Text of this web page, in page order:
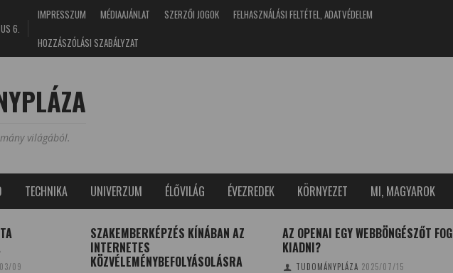
6.
IMPRESSZUM MÉDIAAJÁNLAT SZERZŐI JOGOK
FELHASZNÁLÁSI FELTÉTEL, ADATVÉDELEM
HOZZÁSZÓLÁSI SZABÁLYZAT
világából.
TECHNIKA UNIVERZUM ÉLŐVILÁG ÉVEZREDEK KÖRNYEZET MI, MAGYAROK
09
SZAKEMBERKÉPZÉS KÍNÁBAN AZ
INTERNETES
KÖZVÉLEMÉNYBEFOLYÁSOLÁSRA
AZ OPENAI EGY WEBBÖNGÉSZŐT FOG
KIADNI?
TUDOMÁNYPLÁZA 2025/07/15